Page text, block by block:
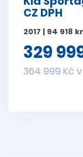
CZ DPH
2017 | 94 918
329
364 999 Kč